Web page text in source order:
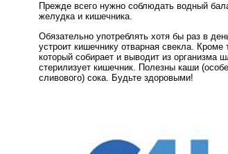
Прежде всего нужно соблюдать водный
желудка и кишечника.
Обязательно употреблять хотя бы раз в
устроит кишечнику отварная свекла.
который собирает и выводит из организма
стерилизует кишечник. Полезны каши
сливового) сока. Будьте здоровыми!